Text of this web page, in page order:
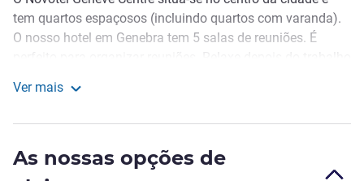
Descrição
tem quartos espaçosos (incluindo quartos com varanda).
O nosso hotel em Genebra tem 5 salas de reuniões. É
bem-estar, que inclui uma sauna, banho turco e um centro
Gourmet Bar! A vida é boa no Novotel.
Ver mais
As nossas opções de